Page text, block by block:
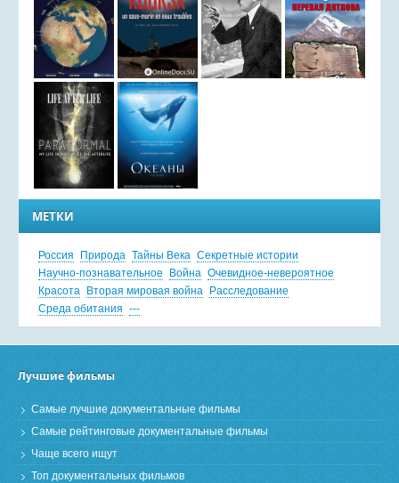
МЕТКИ
Россия Природа Тайны Века Секретные истории
Научно-познавательное
Война Очевидное-невероятное
Красота
Вторая мировая война
Расследование
Среда обитания ---
Лучшие фильмы
Самые лучшие документальные фильмы
Самые рейтинговые документальные фильмы
Чаще всего ищут
Топ документальных фильмов